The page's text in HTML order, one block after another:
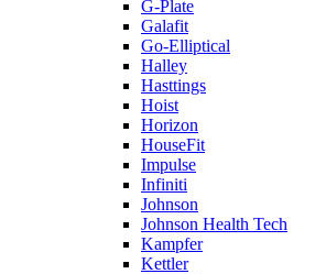
G-Plate
Galafit
Go-Elliptical
Halley
Hasttings
Hoist
Horizon
HouseFit
Impulse
Infiniti
Johnson
Johnson Health Tech
Kampfer
Kettler